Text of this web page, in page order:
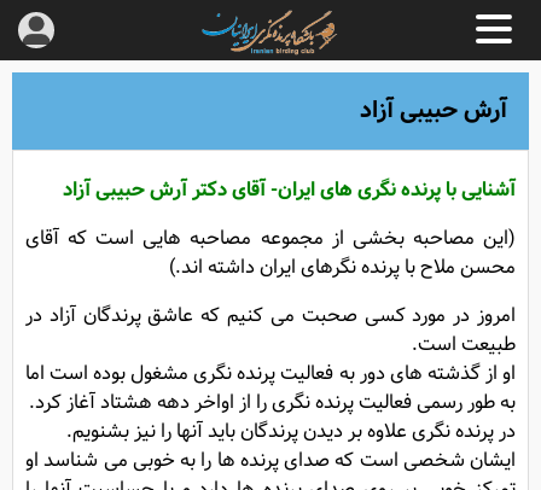
آرش حبیبی آزاد
آشنایی با پرنده نگری های ایران- آقای دکتر آرش حبیبی آزاد
(این مصاحبه بخشی از مجموعه مصاحبه هایی است که آقای
محسن ملاح با پرنده نگرهای ایران داشته اند.)
امروز در مورد کسی صحبت می کنیم که عاشق پرندگان آزاد در
طبیعت است.
او از گذشته های دور به فعالیت پرنده نگری مشغول بوده است اما
به طور رسمی فعالیت پرنده نگری را از اواخر دهه هشتاد آغاز کرد.
در پرنده نگری علاوه بر دیدن پرندگان باید آنها را نیز بشنویم.
ایشان شخصی است که صدای پرنده ها را به خوبی می شناسد او